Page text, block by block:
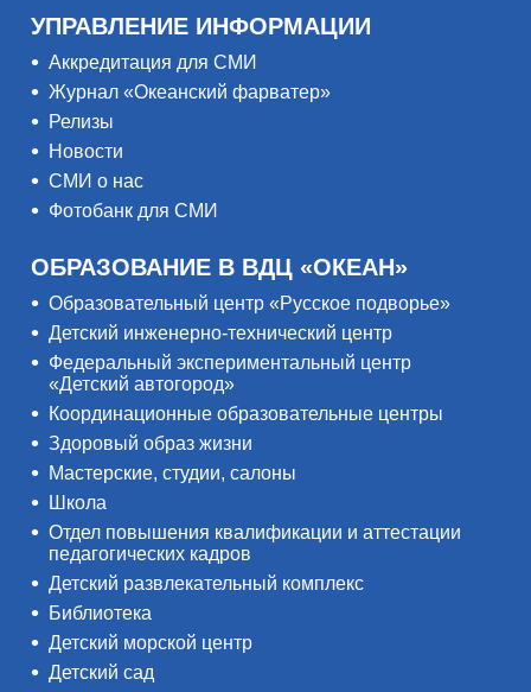
УПРАВЛЕНИЕ ИНФОРМАЦИИ
Аккредитация для СМИ
Журнал «Океанский фарватер»
Релизы
Новости
СМИ о нас
Фотобанк для СМИ
ОБРАЗОВАНИЕ В ВДЦ «ОКЕАН»
Образовательный центр «Русское подворье»
Детский инженерно-технический центр
Федеральный экспериментальный центр
«Детский автогород»
Координационные образовательные центры
Здоровый образ жизни
Мастерские, студии, салоны
Школа
Отдел повышения квалификации и аттестации
педагогических кадров
Детский развлекательный комплекс
Библиотека
Детский морской центр
Детский сад